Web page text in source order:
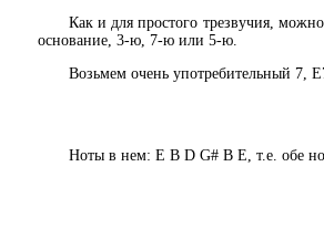
Как и для простого трезвучия,
основание, 3-ю, 7-ю или 5-ю.
Возьмем очень употребительный 7,
Ноты в нем: E B D G# B E, т.е. обе